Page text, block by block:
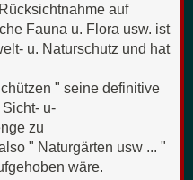
auf
Fauna u. Flora usw. ist
u. Naturschutz und hat
" seine definitive
u-
zu
" Naturgärten usw ... "
wäre.